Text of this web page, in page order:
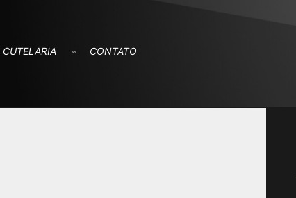
CUTELARIA CONTATO